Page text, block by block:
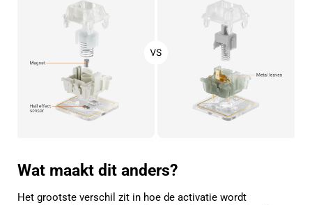
Wat maakt dit anders?
Het grootste verschil zit in hoe de activatie wordt